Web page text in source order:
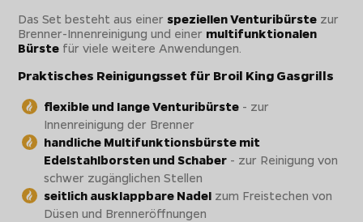
Das Set besteht aus einer speziellen Venturibürste zur
Brenner-Innenreinigung und einer multifunktionalen
Bürste für viele weitere Anwendungen.
Praktisches Reinigungsset für Broil King Gasgrills
flexible und lange Venturibürste - zur
Innenreinigung der Brenner
handliche Multifunktionsbürste mit
Edelstahlborsten und Schaber - zur Reinigung von
schwer zugänglichen Stellen
seitlich ausklappbare Nadel zum Freistechen von
Düsen und Brenneröffnungen